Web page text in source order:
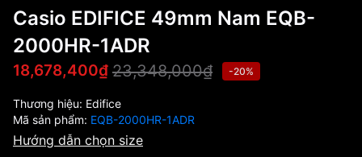
Casio EDIFICE 49mm Nam EQB-
2000HR-1ADR
18,678,400₫ 23,348,000₫ -20%
Thương hiệu: Edifice
Mã sản phẩm: EQB-2000HR-1ADR
Hướng dẫn chọn size